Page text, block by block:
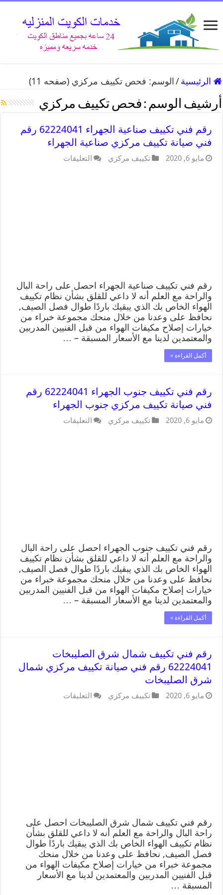
الرئيسية / الوسم: فحص تكييف مركزي (صفحه 11)
أرشيف الوسم : فحص تكييف مركزي
رقم فني تكييف صناعية الجهراء 62224041 رقم
فني صيانة تكييف مركزي صناعية الجهراء
مايو 6, 2020 تكييف مركزي التعليقات
رقم فني تكييف صناعية الجهراء احصل على راحة البال
والراحة مع العلم أنه لا داعي للقلق بشأن نظام تكييف
الهواء الخاص بك الذي يبقيك باردًا طوال فصل الصيف,
نحافظ على وعدنا من خلال منحك مجموعة خبراء من
خيارات إصلاح مكيفات الهواء من قبل الفنيين المدربين
والمعتمدين لدينا مع الأسعار المسبقة – …
أكمل القراءة »
رقم فني تكييف جنوب الجهراء 62224041 رقم
فني صيانة تكييف مركزي جنوب الجهراء
مايو 6, 2020 تكييف مركزي التعليقات
رقم فني تكييف جنوب الجهراء احصل على راحة البال
والراحة مع العلم أنه لا داعي للقلق بشأن نظام تكييف
الهواء الخاص بك الذي يبقيك باردًا طوال فصل الصيف,
نحافظ على وعدنا من خلال منحك مجموعة خبراء من
خيارات إصلاح مكيفات الهواء من قبل الفنيين المدربين
والمعتمدين لدينا مع الأسعار المسبقة – …
أكمل القراءة »
رقم فني تكييف شمال شرق الصليبخات
62224041 رقم فني صيانة تكييف مركزي شمال
شرق الصليبخات
مايو 6, 2020 تكييف مركزي التعليقات
رقم فني تكييف شمال شرق الصليبخات احصل على
راحة البال والراحة مع العلم أنه لا داعي للقلق بشأن
نظام تكييف الهواء الخاص بك الذي يبقيك باردًا طوال
فصل الصيف, نحافظ على وعدنا من خلال منحك
مجموعة خبراء من خيارات إصلاح مكيفات الهواء من
قبل الفنيين المدربين والمعتمدين لدينا مع الأسعار
المسبقة …